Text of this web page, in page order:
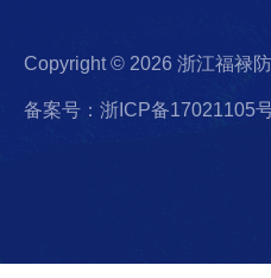
Copyright © 2026 浙江福禄
备案号：浙ICP备17021105